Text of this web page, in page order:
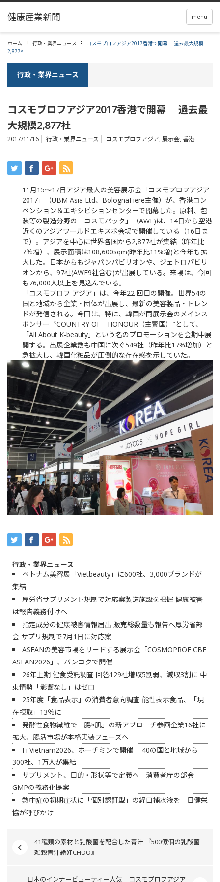
menu
ホーム 行政・業界ニュース
コスモプロフアジア2017香港で開幕 過去最大規模
2,877社
行政・業界ニュース
コスモプロフアジア2017香港で開幕 過去最
大規模2,877社
2017/11/16 行政・業界ニュース コスモプロフアジア, 展示会, 香港
11 月15～17日アジア最大の美容展示会「コスモプロフアジア
2017 」（UBM Asia Ltd、 BolognaFiere主催）が、香港コン
ベンション＆エキシビションセンターで開幕した。原料、包
装等の製造分野の 「コスモパック」（AWE)は、 14日から空港
近くのアジアワールドエキスポ会場で開催している（16日ま
で）。アジアを中心に世界各国から2,877社が集結（昨年比
7％増）、展示面積は108,600sqm(昨年比11%増)と今年も拡
大した。日本からもジャパンパビリオンや、ジェトロパビリ
オンから、 97社(AWE9社含む)が出展している。来場は、今回
も76,000人以上を見込んでいる。
「コスモプロフ アジア」は、今年22 回目の開催。世界54の
国と地域から企業・団体が出展し、最新の美容製品・トレン
ドが発信される。 今回は、特に、韓国が同展示会のメインス
ポンサー〝COUNTRY OF HONOUR （主賓国） ″として、
「All About K-beauty 」という名のプロモーションを会期中展
開する。出展企業数も中国に次ぐ549社（昨年比17%増加）と
急拡大し、韓国化粧品が圧倒的な存在感を示していた。
行政・業界ニュース
ベトナム美容展「Vietbeauty」に600社、3,000ブランドが
集結
厚労省サプリメント規制で対応案製造施設を把握 健康被害
は報告義務付けへ
指定成分の健康被害情報届出 販売総数量も報告へ厚労省部
会 サプリ規制で7月1日に対応案
ASEANの美容市場をリードする展示会「COSMOPROF CBE
ASEAN2026」、バンコクで開催
26年上期 健食受託調査 回答129社増収5割弱、減収3割に 中
東情勢「影響なし」はゼロ
25年度「食品表示」の消費者意向調査 能性表示食品、「現
在摂取」13％に
発酵性食物繊維で「腸×肌」の新アプローチ参画企業16社に
拡大、腸活市場が本格実装フェーズへ
Fi Vietnam2026、ホーチミンで開催 40の国と地域から
300社、1万人が集結
サプリメント、目的・形状等で定義へ 消費者庁の部会
GMPの義務化提案
熱中症の初期症状に「個別認証型」の経口補水液を 日健栄
協が呼びかけ
41種類の素材と乳酸菌を配合した青汁 『500億個の乳酸菌
雑穀青汁絶好CHOO』
日本のインナービューティー人気 コスモプロフアジア